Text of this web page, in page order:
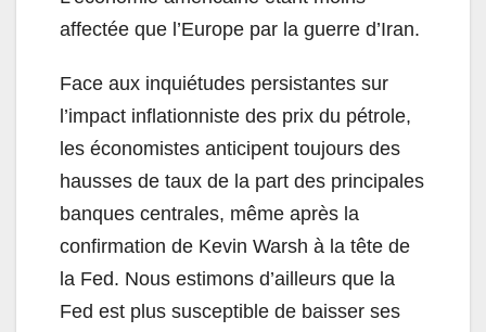
affectée que l’Europe par la guerre d’Iran.
Face aux inquiétudes persistantes sur
l’impact inflationniste des prix du pétrole,
les économistes anticipent toujours des
hausses de taux de la part des principales
banques centrales, même après la
confirmation de Kevin Warsh à la tête de
la Fed. Nous estimons d’ailleurs que la
Fed est plus susceptible de baisser ses